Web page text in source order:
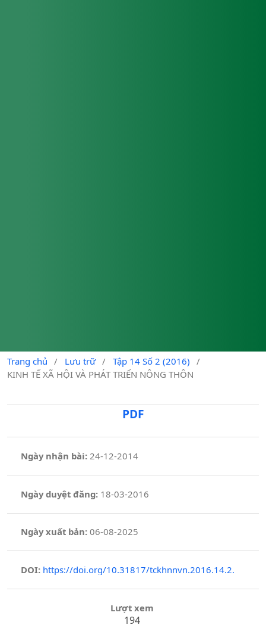
Trang chủ / Lưu trữ / Tập 14 Số 2 (2016)
/
KINH TẾ XÃ HỘI VÀ PHÁT TRIỂN NÔNG THÔN
PDF
Ngày nhận bài: 24-12-2014
Ngày duyệt đăng:18-03-2016
Ngày xuất bản: 06-08-2025
DOI: https://doi.org/10.31817/tckhnnvn.2016.14.2.
Lượt xem
194